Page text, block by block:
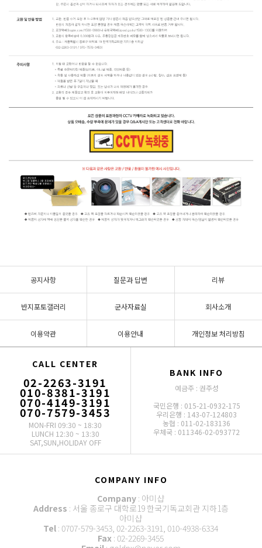
공지사항 질문과 답변 리뷰
반지포토갤러리 군사자료실 회사소개
이용약관 이용안내 개인정보 처리방침
CALL CENTER
02-2263-3191
010-8381-3191
070-4149-3191
070-7579-3453
MON-FRI 09:30 ~ 18:30
LUNCH 12:30 ~ 13:30
SAT,SUN,HOLIDAY OFF
BANK INFO
예금주 : 권주성
국민은행 : 015-21-0932-175
우리은행 : 143-07-124803
농협 : 011-02-183136
우체국 : 011346-02-093772
COMPANY INFO
Company : 아미샵
Address : 서울 종로구 대학로19 한국기독교회관 지하1층
아미샵
Tel : 0707-579-3453, 02-2263-3191, 010-4938-6334
Fax : 02-2269-3455